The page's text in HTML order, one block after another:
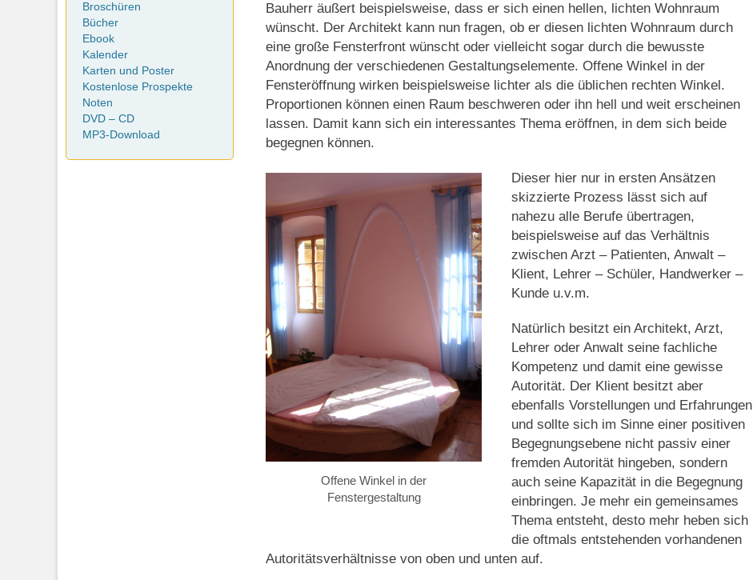
Bauherr äußert beispielsweise, dass er sich einen hellen, lichten Wohnraum
wünscht. Der Architekt kann nun fragen, ob er diesen lichten Wohnraum durch
eine große Fensterfront wünscht oder vielleicht sogar durch die bewusste
Anordnung der verschiedenen Gestaltungselemente. Offene Winkel in der
Fensteröffnung wirken beispielsweise lichter als die üblichen rechten Winkel.
Proportionen können einen Raum beschweren oder ihn hell und weit erscheinen
lassen. Damit kann sich ein interessantes Thema eröffnen, in dem sich beide
begegnen können.
Offene Winkel in der
Fenstergestaltung
Dieser hier nur in ersten Ansätzen
skizzierte Prozess lässt sich auf
nahezu alle Berufe übertragen,
beispielsweise auf das Verhältnis
zwischen Arzt – Patienten, Anwalt –
Klient, Lehrer – Schüler, Handwerker –
Kunde u.v.m.
Natürlich besitzt ein Architekt, Arzt,
Lehrer oder Anwalt seine fachliche
Kompetenz und damit eine gewisse
Autorität. Der Klient besitzt aber
ebenfalls Vorstellungen und Erfahrungen
und sollte sich im Sinne einer positiven
Begegnungsebene nicht passiv einer
fremden Autorität hingeben, sondern
auch seine Kapazität in die Begegnung
einbringen. Je mehr ein gemeinsames
Thema entsteht, desto mehr heben sich
die oftmals entstehenden vorhandenen
Autoritätsverhältnisse von oben und unten auf.
Broschüren
Bücher
Ebook
Kalender
Karten und Poster
Kostenlose Prospekte
Noten
DVD – CD
MP3-Download